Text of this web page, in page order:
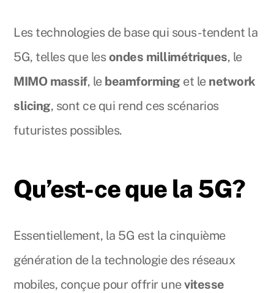
Les technologies de base qui sous-tendent la
5G, telles que lesondes millimétriques, le
MIMO massif, le beamforming et le network
slicing, sont ce qui rend ces scénarios
futuristes possibles.
Qu’est-ce que la 5G?
Essentiellement, la 5G est la cinquième
génération de la technologie des réseaux
mobiles, conçue pour offrir unevitesse